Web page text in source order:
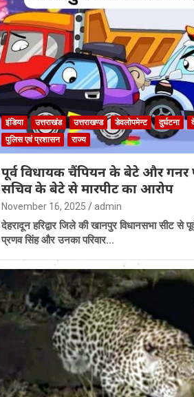
इंडिया उत्तराखंड उत्तराखण्ड डेवलोपमेन्ट दुर्घटना
पुलिस एवं प्रशासन
राज्य
पूर्व विधायक चैंपियन के बेटे और गनर
सचिव के बेटे से मारपीट का आरोप
November 16, 2025 admin
देहरादून हरिद्वार जिले की खानपुर विधानसभा सीट से
प्रणव सिंह और उनका परिवार…